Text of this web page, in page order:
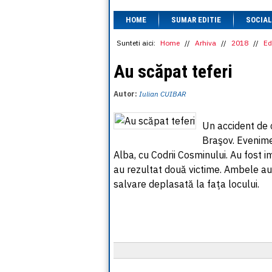
HOME SUMAR EDITIE SOCIAL
Sunteti aici: Home // Arhiva // 2018 //
Au scăpat teferi
Autor: Iulian CUIBAR
Un accident de
Braşov.
Alba, cu Codrii Cosminului. Au fost
au rezultat două victime. Ambele
salvare deplasată la faţa locului.